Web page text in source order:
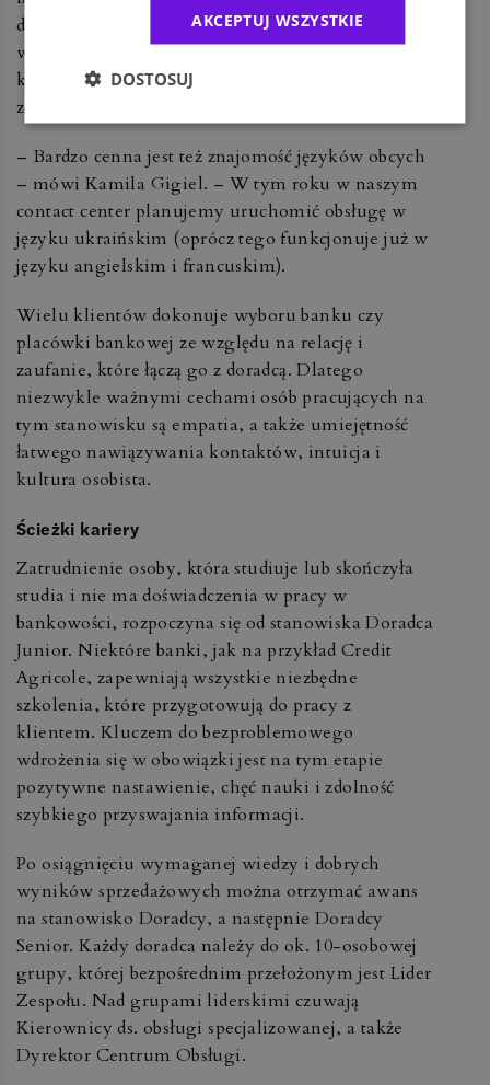
dotyka jednak wielu aspektów, dlatego mile
widziani są także kandydaci, którzy skończyli takie
kierunki jak psychologia, socjologia czy
zarządzanie.
– Bardzo cenna jest też znajomość języków obcych
– mówi Kamila Gigiel. – W tym roku w naszym
contact center planujemy uruchomić obsługę w
języku ukraińskim (oprócz tego funkcjonuje już w
języku angielskim i francuskim).
Wielu klientów dokonuje wyboru banku czy
placówki bankowej ze względu na relację i
zaufanie, które łączą go z doradcą. Dlatego
niezwykle ważnymi cechami osób pracujących na
tym stanowisku są empatia, a także umiejętność
łatwego nawiązywania kontaktów, intuicja i
kultura osobista.
Ścieżki kariery
Zatrudnienie osoby, która studiuje lub skończyła
studia i nie ma doświadczenia w pracy w
bankowości, rozpoczyna się od stanowiska Doradca
Junior. Niektóre banki, jak na przykład Credit
Agricole, zapewniają wszystkie niezbędne
szkolenia, które przygotowują do pracy z
klientem. Kluczem do bezproblemowego
wdrożenia się w obowiązki jest na tym etapie
pozytywne nastawienie, chęć nauki i zdolność
szybkiego przyswajania informacji.
Po osiągnięciu wymaganej wiedzy i dobrych
wyników sprzedażowych można otrzymać awans
na stanowisko Doradcy, a następnie Doradcy
Senior. Każdy doradca należy do ok. 10-osobowej
grupy, której bezpośrednim przełożonym jest Lider
Zespołu. Nad grupami liderskimi czuwają
Kierownicy ds. obsługi specjalizowanej, a także
Dyrektor Centrum Obsługi.
AKCEPTUJ WSZYSTKIE
DOSTOSUJ